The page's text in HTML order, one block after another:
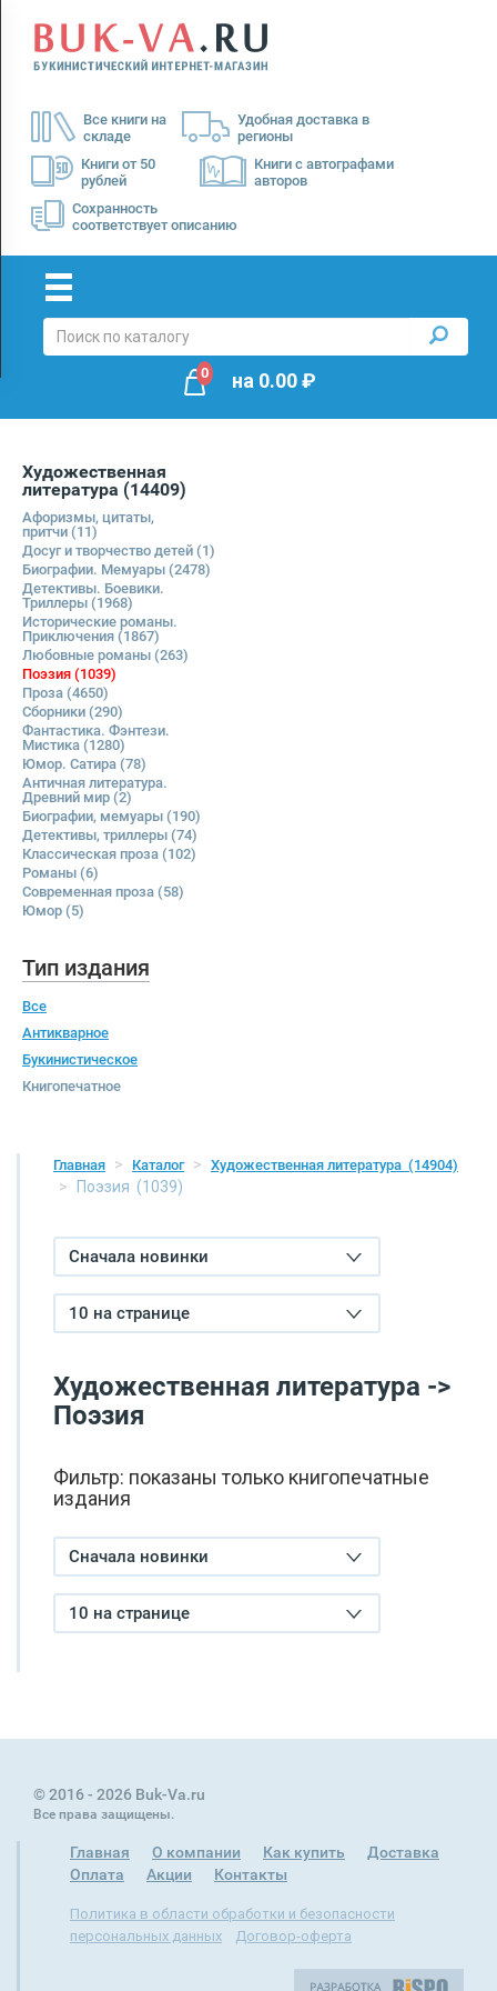
Все книги на
складе
Удобная доставка в
регионы
Книги от 50
рублей
Книги с автографами
авторов
Сохранность
соответствует описанию
Menu
Доставка
Оплата
0 на 0.00₽
Художественная
литература (14409)
Афоризмы, цитаты,
притчи (11)
Досуг и творчество детей (1)
Биографии. Мемуары (2478)
Детективы. Боевики.
Триллеры (1968)
Исторические романы.
Приключения (1867)
Любовные романы (263)
Поэзия (1039)
Проза (4650)
Сборники (290)
Фантастика. Фэнтези.
Мистика (1280)
Юмор. Сатира (78)
Античная литература.
Древний мир (2)
Биографии, мемуары (190)
Детективы, триллеры (74)
Классическая проза (102)
Романы (6)
Современная проза (58)
Юмор (5)
Тип издания
Все
Антикварное
Букинистическое
Книгопечатное
Главная Каталог Художественная литература (14904)
Поэзия (1039)
Сначала новинки
10 на странице
Художественная литература ->
Поэзия
Фильтр: показаны только книгопечатные
издания
Сначала новинки
10 на странице
© 2016 - 2026 Buk-Va.ru
Все права защищены.
Главная О компании Как купить
Доставка
Оплата
Акции Контакты
Политика в области обработки и безопасности
персональных данных
Договор-оферта